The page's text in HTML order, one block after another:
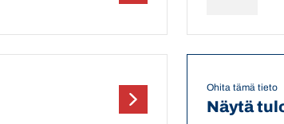
Ohita tämä tieto
Näytä